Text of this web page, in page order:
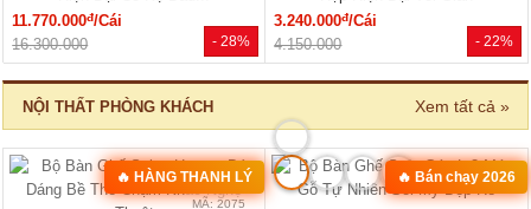
- -3%
MÃ: 2168
Tủ Đựng Đồ Nhỏ Vân Sồi Hiện Đại
Tối Giản Mới Giá Rẻ
4.320.000đ/Cái
4.200.000
- 40%
MÃ: 2137
Tủ Quần Áo Vân Sồi Tự Nhiên Tích
Hợp Kệ Bên Nhiều Tiện Ích
11.340.000đ/Cái
19.000.000